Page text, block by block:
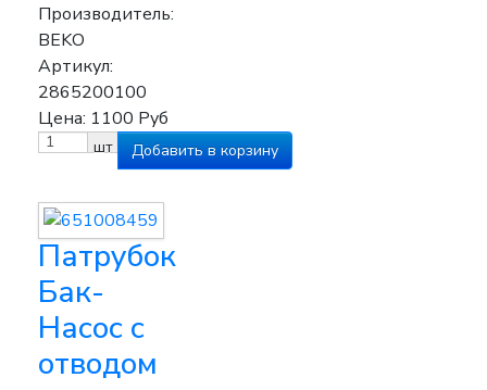
Производитель:
BEKO
Артикул:
2865200100
Цена: 1100 Руб
шт
Патрубок
Бак-
Насос с
отводом